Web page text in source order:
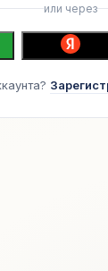
или через